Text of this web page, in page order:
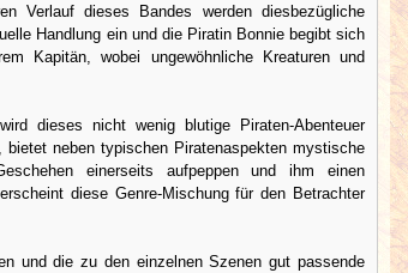
Verlauf dieses Bandes werden diesbezügliche
Handlung ein und die Piratin Bonnie begibt sich
Kapitän, wobei ungewöhnliche Kreaturen und
dieses nicht wenig blutige Piraten-Abenteuer
neben typischen Piratenaspekten mystische
einerseits aufpeppen und ihm einen
diese Genre-Mischung für den Betrachter
und die zu den einzelnen Szenen gut passende